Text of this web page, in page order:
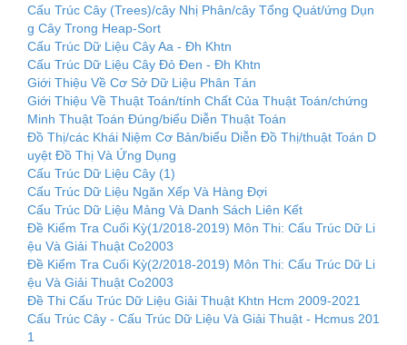
Cấu Trúc Cây (Trees)/cây Nhị Phân/cây Tổng Quát/ứng Dụn
g Cây Trong Heap-Sort
Cấu Trúc Dữ Liệu Cây Aa - Đh Khtn
Cấu Trúc Dữ Liệu Cây Đỏ Đen - Đh Khtn
Giới Thiệu Về Cơ Sở Dữ Liệu Phân Tán
Giới Thiệu Về Thuật Toán/tính Chất Của Thuật Toán/chứng
Minh Thuật Toán Đúng/biểu Diễn Thuật Toán
Đồ Thị/các Khái Niệm Cơ Bản/biểu Diễn Đồ Thị/thuật Toán D
uyệt Đồ Thị Và Ứng Dụng
Cấu Trúc Dữ Liệu Cây (1)
Cấu Trúc Dữ Liệu Ngăn Xếp Và Hàng Đợi
Cấu Trúc Dữ Liệu Mảng Và Danh Sách Liên Kết
Đề Kiểm Tra Cuối Kỳ(1/2018-2019) Môn Thi: Cấu Trúc Dữ Li
ệu Và Giải Thuật Co2003
Đề Kiểm Tra Cuối Kỳ(2/2018-2019) Môn Thi: Cấu Trúc Dữ Li
ệu Và Giải Thuật Co2003
Đề Thi Cấu Trúc Dữ Liệu Giải Thuật Khtn Hcm 2009-2021
Cấu Trúc Cây - Cấu Trúc Dữ Liệu Và Giải Thuật - Hcmus 201
1